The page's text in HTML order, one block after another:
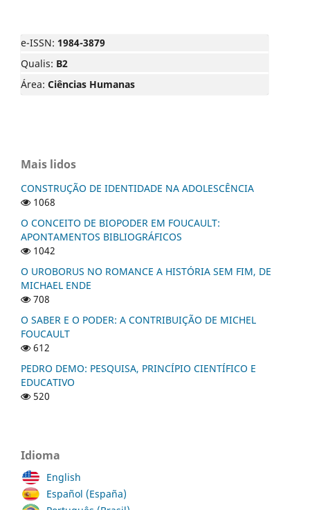
e-ISSN: 1984-3879
Qualis: B2
Área: Ciências Humanas
Mais lidos
CONSTRUÇÃO DE IDENTIDADE NA ADOLESCÊNCIA
1068
O CONCEITO DE BIOPODER EM FOUCAULT:
APONTAMENTOS BIBLIOGRÁFICOS
1042
O UROBORUS NO ROMANCE A HISTÓRIA SEM FIM, DE
MICHAEL ENDE
708
O SABER E O PODER: A CONTRIBUIÇÃO DE MICHEL
FOUCAULT
612
PEDRO DEMO: PESQUISA, PRINCÍPIO CIENTÍFICO E
EDUCATIVO
520
Idioma
English
Español (España)